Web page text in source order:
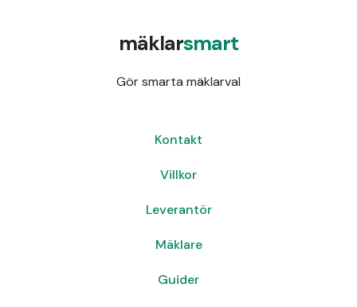
mäklarsmart
Gör smarta mäklarval
Kontakt
Villkor
Leverantör
Mäklare
Guider